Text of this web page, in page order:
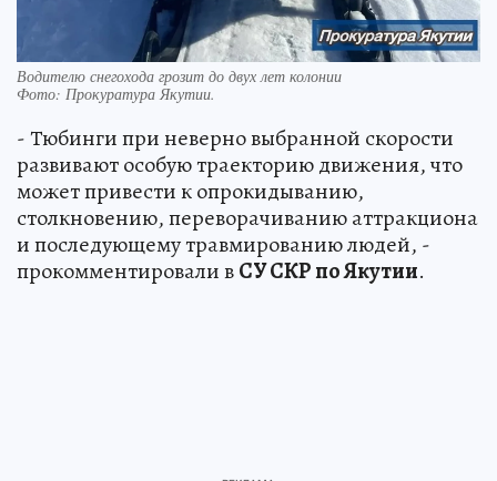
Водителю снегохода грозит до двух лет колонии
Фото: Прокуратура Якутии.
- Тюбинги при неверно выбранной скорости
развивают особую траекторию движения, что
может привести к опрокидыванию,
столкновению, переворачиванию аттракциона
и последующему травмированию людей, -
прокомментировали вСУ СКР по Якутии.